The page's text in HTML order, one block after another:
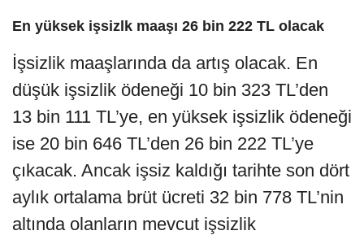
En yüksek işsizlk maaşı 26 bin 222 TL olacak
İşsizlik maaşlarında da artış olacak. En
düşük işsizlik ödeneği 10 bin 323 TL’den
13 bin 111 TL’ye, en yüksek işsizlik ödeneği
ise 20 bin 646 TL’den 26 bin 222 TL’ye
çıkacak. Ancak işsiz kaldığı tarihte son dört
aylık ortalama brüt ücreti 32 bin 778 TL’nin
altında olanların mevcut işsizlik